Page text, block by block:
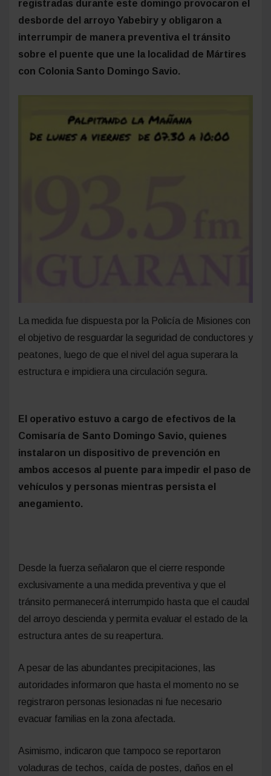
registradas durante este domingo provocaron el
desborde del arroyo Yabebiry y obligaron a
interrumpir de manera preventiva el tránsito
sobre el puente que une la localidad de Mártires
con Colonia Santo Domingo Savio.
La medida fue dispuesta por la Policía de Misiones con
el objetivo de resguardar la seguridad de conductores y
peatones, luego de que el nivel del agua superara la
estructura e impidiera una circulación segura.
El operativo estuvo a cargo de efectivos de la
Comisaría de Santo Domingo Savio, quienes
instalaron un dispositivo de prevención en
ambos accesos al puente para impedir el paso de
vehículos y personas mientras persista el
anegamiento.
Desde la fuerza señalaron que el cierre responde
exclusivamente a una medida preventiva y que el
tránsito permanecerá interrumpido hasta que el caudal
del arroyo descienda y permita evaluar el estado de la
estructura antes de su reapertura.
A pesar de las abundantes precipitaciones, las
autoridades informaron que hasta el momento no se
registraron personas lesionadas ni fue necesario
evacuar familias en la zona afectada.
Asimismo, indicaron que tampoco se reportaron
voladuras de techos, caída de postes, daños en el